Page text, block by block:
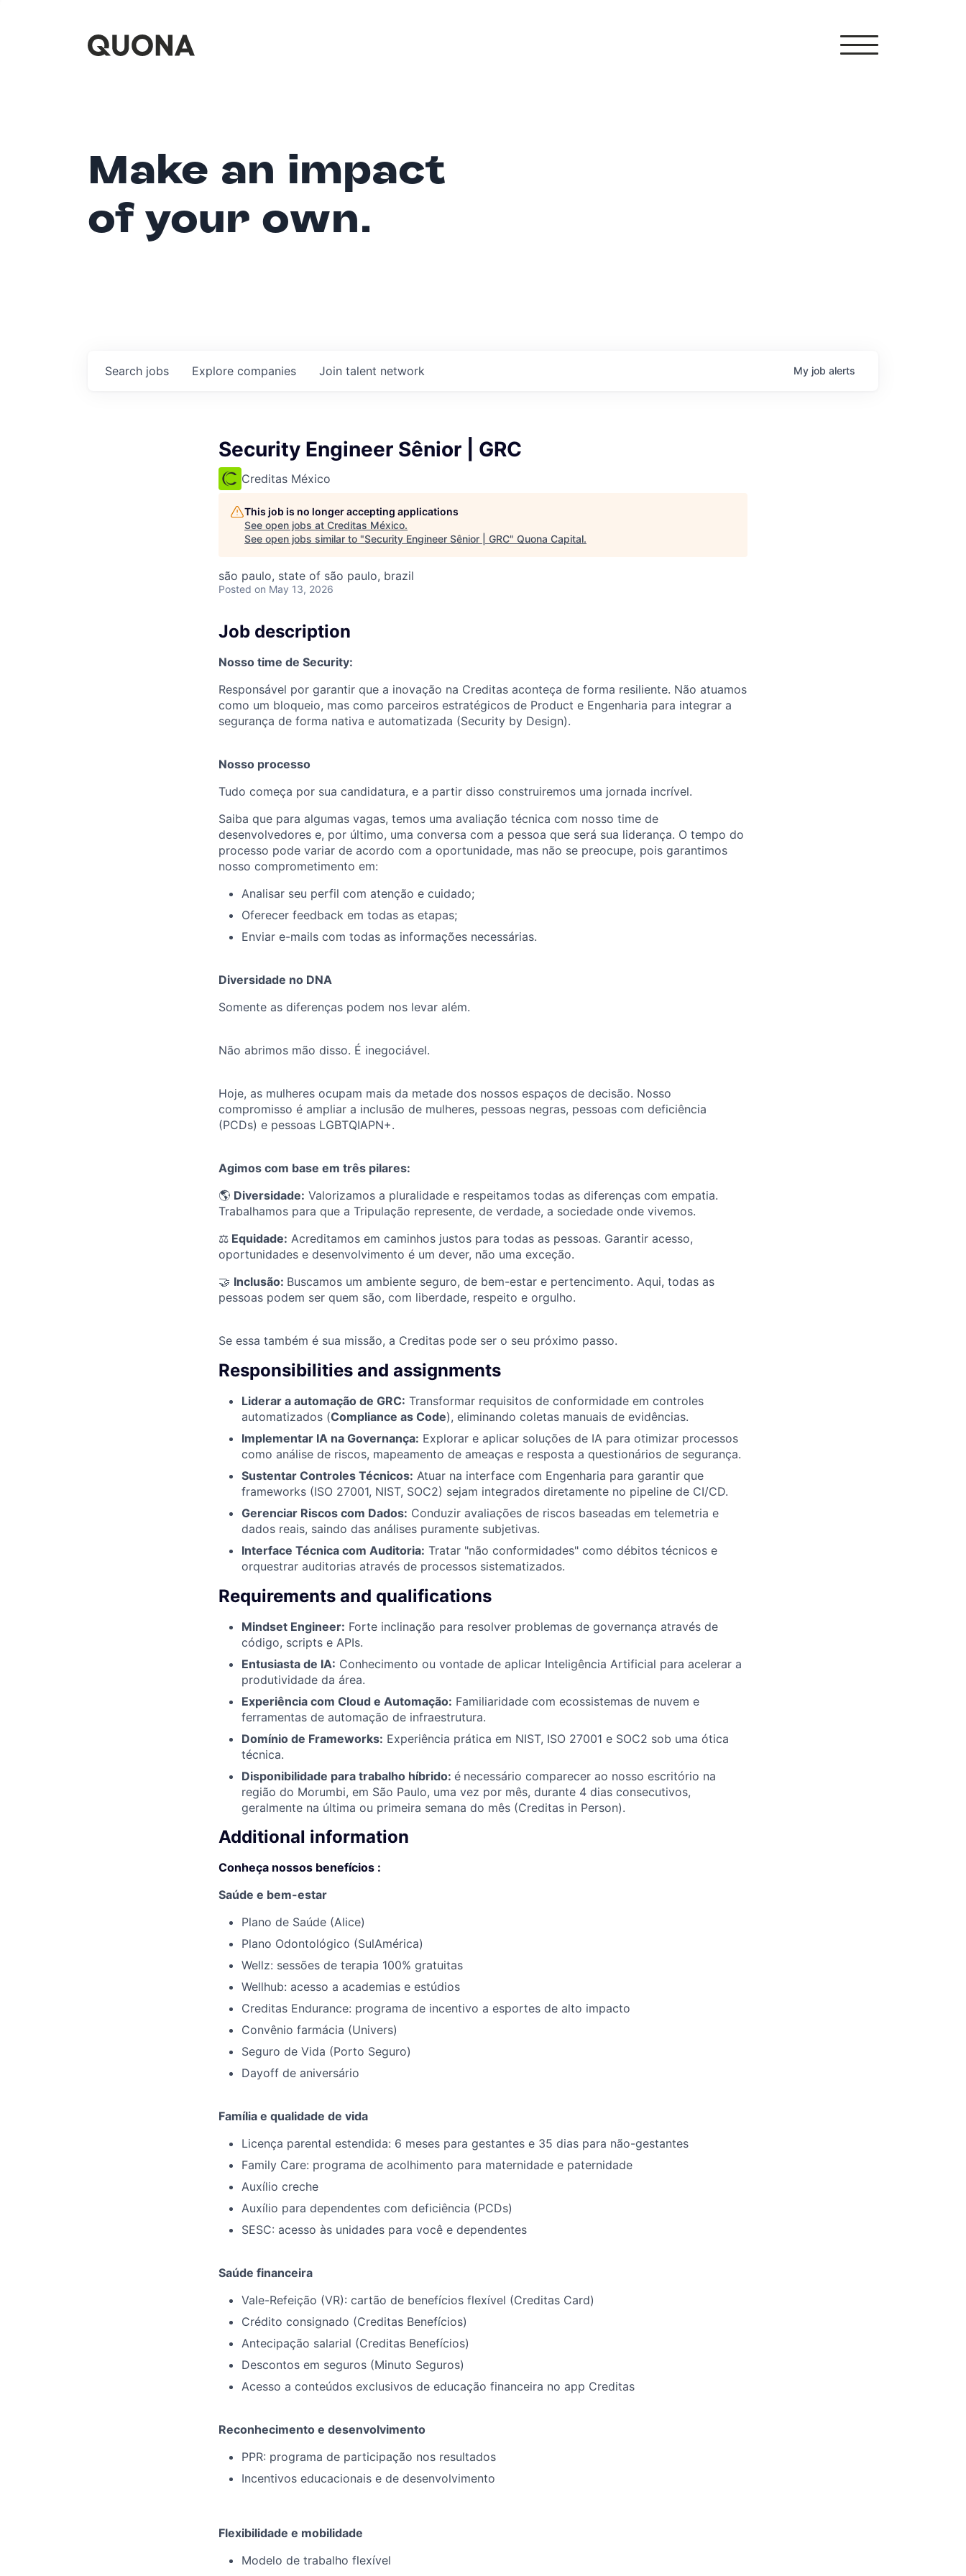
Make an impact
of your own.
Search jobs Explore companies Join talent network My job alerts
Security Engineer Sênior | GRC
Creditas México
This job is no longer accepting applications
See open jobs at Creditas México.
See open jobs similar to "Security Engineer Sênior | GRC" Quona Capital.
são paulo, state of são paulo, brazil
Posted on May 13, 2026
Job description
Nosso time de Security:
Responsável por garantir que a inovação na Creditas aconteça de forma resiliente. Não atuamos
como um bloqueio, mas como parceiros estratégicos de Product e Engenharia para integrar a
segurança de forma nativa e automatizada (Security by Design).
Nosso processo
Tudo começa por sua candidatura, e a partir disso construiremos uma jornada incrível.
Saiba que para algumas vagas, temos uma avaliação técnica com nosso time de
desenvolvedores e, por último, uma conversa com a pessoa que será sua liderança. O tempo do
processo pode variar de acordo com a oportunidade, mas não se preocupe, pois garantimos
nosso comprometimento em:
Analisar seu perfil com atenção e cuidado;
Oferecer feedback em todas as etapas;
Enviar e-mails com todas as informações necessárias.
Diversidade no DNA
Somente as diferenças podem nos levar além.
Não abrimos mão disso. É inegociável.
Hoje, as mulheres ocupam mais da metade dos nossos espaços de decisão. Nosso
compromisso é ampliar a inclusão de mulheres, pessoas negras, pessoas com deficiência
(PCDs) e pessoas LGBTQIAPN+.
Agimos com base em três pilares:
🌎 Diversidade: Valorizamos a pluralidade e respeitamos todas as diferenças com empatia.
Trabalhamos para que a Tripulação represente, de verdade, a sociedade onde vivemos.
⚖️ Equidade: Acreditamos em caminhos justos para todas as pessoas. Garantir acesso,
oportunidades e desenvolvimento é um dever, não uma exceção.
🤝 Inclusão: Buscamos um ambiente seguro, de bem-estar e pertencimento. Aqui, todas as
pessoas podem ser quem são, com liberdade, respeito e orgulho.
Se essa também é sua missão, a Creditas pode ser o seu próximo passo.
Responsibilities and assignments
Liderar a automação de GRC: Transformar requisitos de conformidade em controles
automatizados (Compliance as Code), eliminando coletas manuais de evidências.
Implementar IA na Governança: Explorar e aplicar soluções de IA para otimizar processos
como análise de riscos, mapeamento de ameaças e resposta a questionários de segurança.
Sustentar Controles Técnicos: Atuar na interface com Engenharia para garantir que
frameworks (ISO 27001, NIST, SOC2) sejam integrados diretamente no pipeline de CI/CD.
Gerenciar Riscos com Dados: Conduzir avaliações de riscos baseadas em telemetria e
dados reais, saindo das análises puramente subjetivas.
Interface Técnica com Auditoria: Tratar "não conformidades" como débitos técnicos e
orquestrar auditorias através de processos sistematizados.
Requirements and qualifications
Mindset Engineer: Forte inclinação para resolver problemas de governança através de
código, scripts e APIs.
Entusiasta de IA: Conhecimento ou vontade de aplicar Inteligência Artificial para acelerar a
produtividade da área.
Experiência com Cloud e Automação: Familiaridade com ecossistemas de nuvem e
ferramentas de automação de infraestrutura.
Domínio de Frameworks: Experiência prática em NIST, ISO 27001 e SOC2 sob uma ótica
técnica.
Disponibilidade para trabalho híbrido: é necessário comparecer ao nosso escritório na
região do Morumbi, em São Paulo, uma vez por mês, durante 4 dias consecutivos,
geralmente na última ou primeira semana do mês (Creditas in Person).
Additional information
Conheça nossos benefícios :
Saúde e bem-estar
Plano de Saúde (Alice)
Plano Odontológico (SulAmérica)
Wellz: sessões de terapia 100% gratuitas
Wellhub: acesso a academias e estúdios
Creditas Endurance: programa de incentivo a esportes de alto impacto
Convênio farmácia (Univers)
Seguro de Vida (Porto Seguro)
Dayoff de aniversário
Família e qualidade de vida
Licença parental estendida: 6 meses para gestantes e 35 dias para não-gestantes
Family Care: programa de acolhimento para maternidade e paternidade
Auxílio creche
Auxílio para dependentes com deficiência (PCDs)
SESC: acesso às unidades para você e dependentes
Saúde financeira
Vale-Refeição (VR): cartão de benefícios flexível (Creditas Card)
Crédito consignado (Creditas Benefícios)
Antecipação salarial (Creditas Benefícios)
Descontos em seguros (Minuto Seguros)
Acesso a conteúdos exclusivos de educação financeira no app Creditas
Reconhecimento e desenvolvimento
PPR: programa de participação nos resultados
Incentivos educacionais e de desenvolvimento
Flexibilidade e mobilidade
Modelo de trabalho flexível